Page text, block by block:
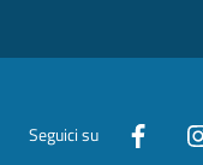
Seguici su